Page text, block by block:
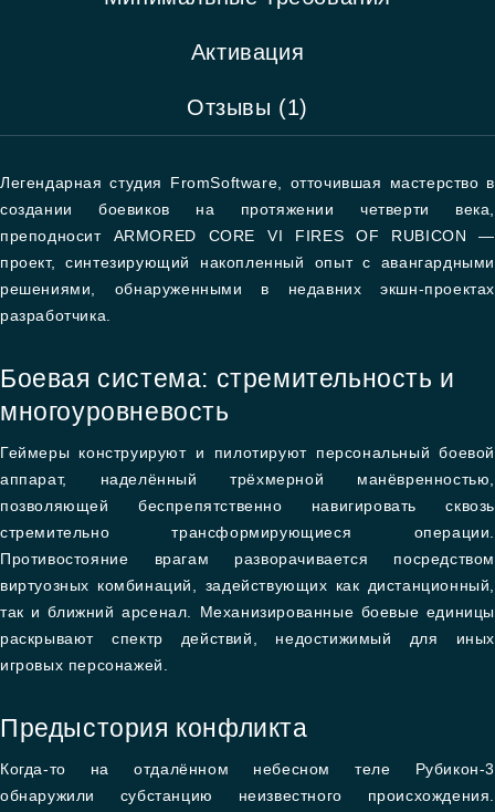
Активация
Отзывы (1)
Легендарная студия FromSoftware, отточившая мастерство в
создании боевиков на протяжении четверти века,
преподносит ARMORED CORE VI FIRES OF RUBICON —
проект, синтезирующий накопленный опыт с авангардными
решениями, обнаруженными в недавних экшн-проектах
разработчика.
Боевая система: стремительность и
многоуровневость
Геймеры конструируют и пилотируют персональный боевой
аппарат, наделённый трёхмерной манёвренностью,
позволяющей беспрепятственно навигировать сквозь
стремительно трансформирующиеся операции.
Противостояние врагам разворачивается посредством
виртуозных комбинаций, задействующих как дистанционный,
так и ближний арсенал. Механизированные боевые единицы
раскрывают спектр действий, недостижимый для иных
игровых персонажей.
Предыстория конфликта
Когда-то на отдалённом небесном теле Рубикон-3
обнаружили субстанцию неизвестного происхождения.